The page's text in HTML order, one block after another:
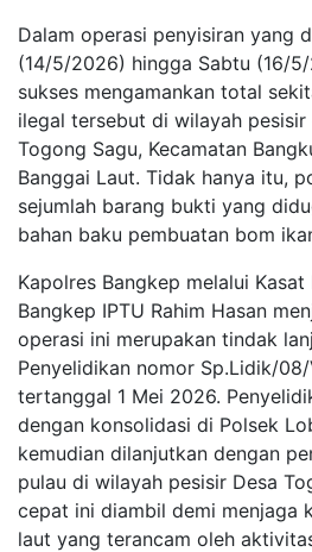
Dalam operasi penyisiran yang
(14/5/2026) hingga Sabtu (16/
sukses mengamankan total
ilegal tersebut di wilayah pesisir
Togong Sagu, Kecamatan
Banggai Laut. Tidak hanya itu,
sejumlah barang bukti yang
bahan baku pembuatan bom
Kapolres Bangkep melalui
Bangkep IPTU Rahim Hasan
operasi ini merupakan tindak
Penyelidikan nomor Sp.Lidik/
tertanggal 1 Mei 2026.
dengan konsolidasi di Polsek
kemudian dilanjutkan dengan
pulau di wilayah pesisir Desa
cepat ini diambil demi menjaga
laut yang terancam oleh